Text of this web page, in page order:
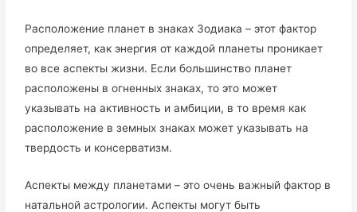
Расположение планет в знаках Зодиака – этот фактор
определяет, как энергия от каждой планеты проникает
во все аспекты жизни. Если большинство планет
расположены в огненных знаках, то это может
указывать на активность и амбиции, в то время как
расположение в земных знаках может указывать на
твердость и консерватизм.
Аспекты между планетами – это очень важный фактор в
натальной астрологии. Аспекты могут быть